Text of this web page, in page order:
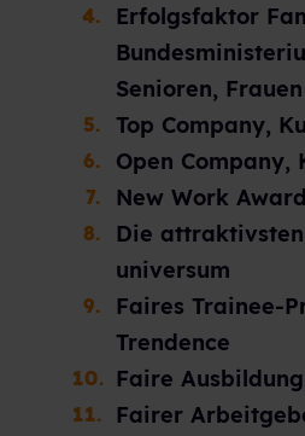
Erfolgsfaktor
Senioren,
Top Company,
Open Company,
New Work
Die
universum
Faires Trainee-
Trendence
Faire
Fairer